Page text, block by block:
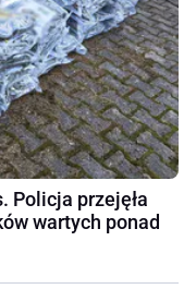
Policja przejęła
wartych ponad